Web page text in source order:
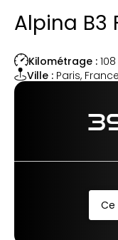
Alpina B3
Kilométrage :
Ville : Paris, France
Ce